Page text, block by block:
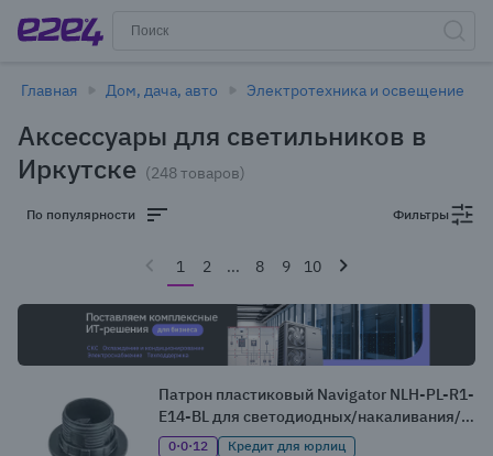
Главная Дом, дача, авто Электротехника и освещение
Аксессуары для светильников в
Иркутске (248 товаров)
По популярности Фильтры
1 2 ... 8 9 10
Патрон пластиковый Navigator NLH-PL-R1-
E14-BL для светодиодных/накаливания/
энергосберегающих ламп
0·0·12
Кредит для юрлиц